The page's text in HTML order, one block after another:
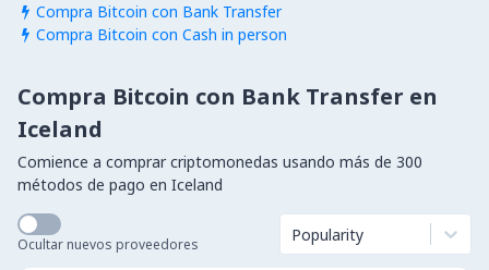
 Compra Bitcoin con Bank Transfer
 Compra Bitcoin con Cash in person
Compra Bitcoin con Bank Transfer en
Iceland
Comience a comprar criptomonedas usando más de 300
métodos de pago en Iceland
Ocultar nuevos proveedores Popularity